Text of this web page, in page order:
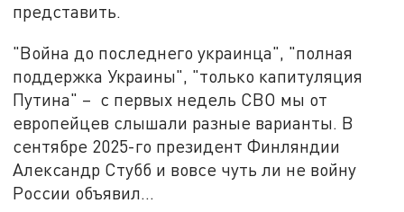
представить.
"Война до последнего украинца", "полная
поддержка Украины", "только капитуляция
Путина" – с первых недель СВО мы от
европейцев слышали разные варианты. В
сентябре 2025-го президент Финляндии
Александр Стубб и вовсе чуть ли не войну
России объявил…